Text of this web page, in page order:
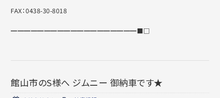
FAX：0438-30-8018
━━━━━━━━━━━━━━━━━━━■□
館山市のS様へ ジムニー 御納車です★